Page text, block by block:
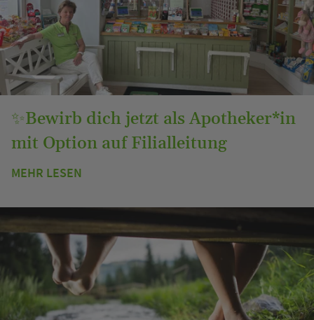
✨Bewirb dich jetzt als Apotheker*in
mit Option auf Filialleitung
MEHR LESEN